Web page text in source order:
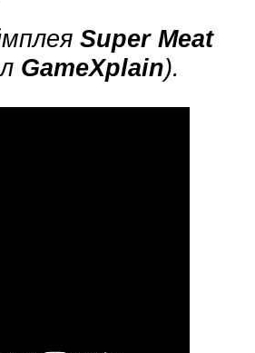
Super Meat
GameXplain).